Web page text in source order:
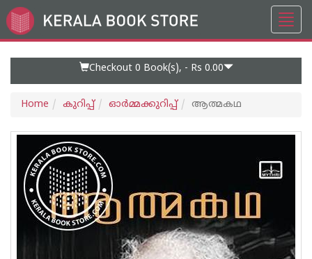
Go
to
Checkout 0 Book(s), - Rs 0.00
Home കുറിപ്പ്‌ ഓര്‍മ്മക്കുറിപ്പ്‌ ആത്മകഥ